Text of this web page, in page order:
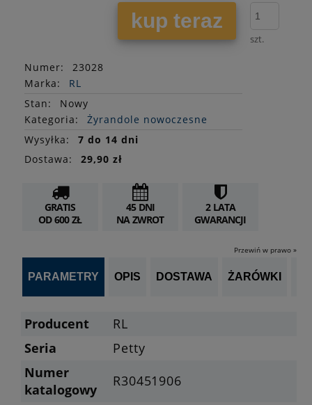
kup teraz
szt.
Numer:
23028
Marka:
RL
Stan:
Nowy
Kategoria:
Żyrandole nowoczesne
Wysyłka:
7 do 14 dni
Dostawa:
29,90 zł
GRATIS
OD 600 ZŁ
45 DNI
NA ZWROT
2 LATA
GWARANCJI
Przewiń w prawo »
PARAMETRY OPIS DOSTAWA ŻARÓWKI
Producent
RL
Seria
Petty
Numer
katalogowy
R30451906